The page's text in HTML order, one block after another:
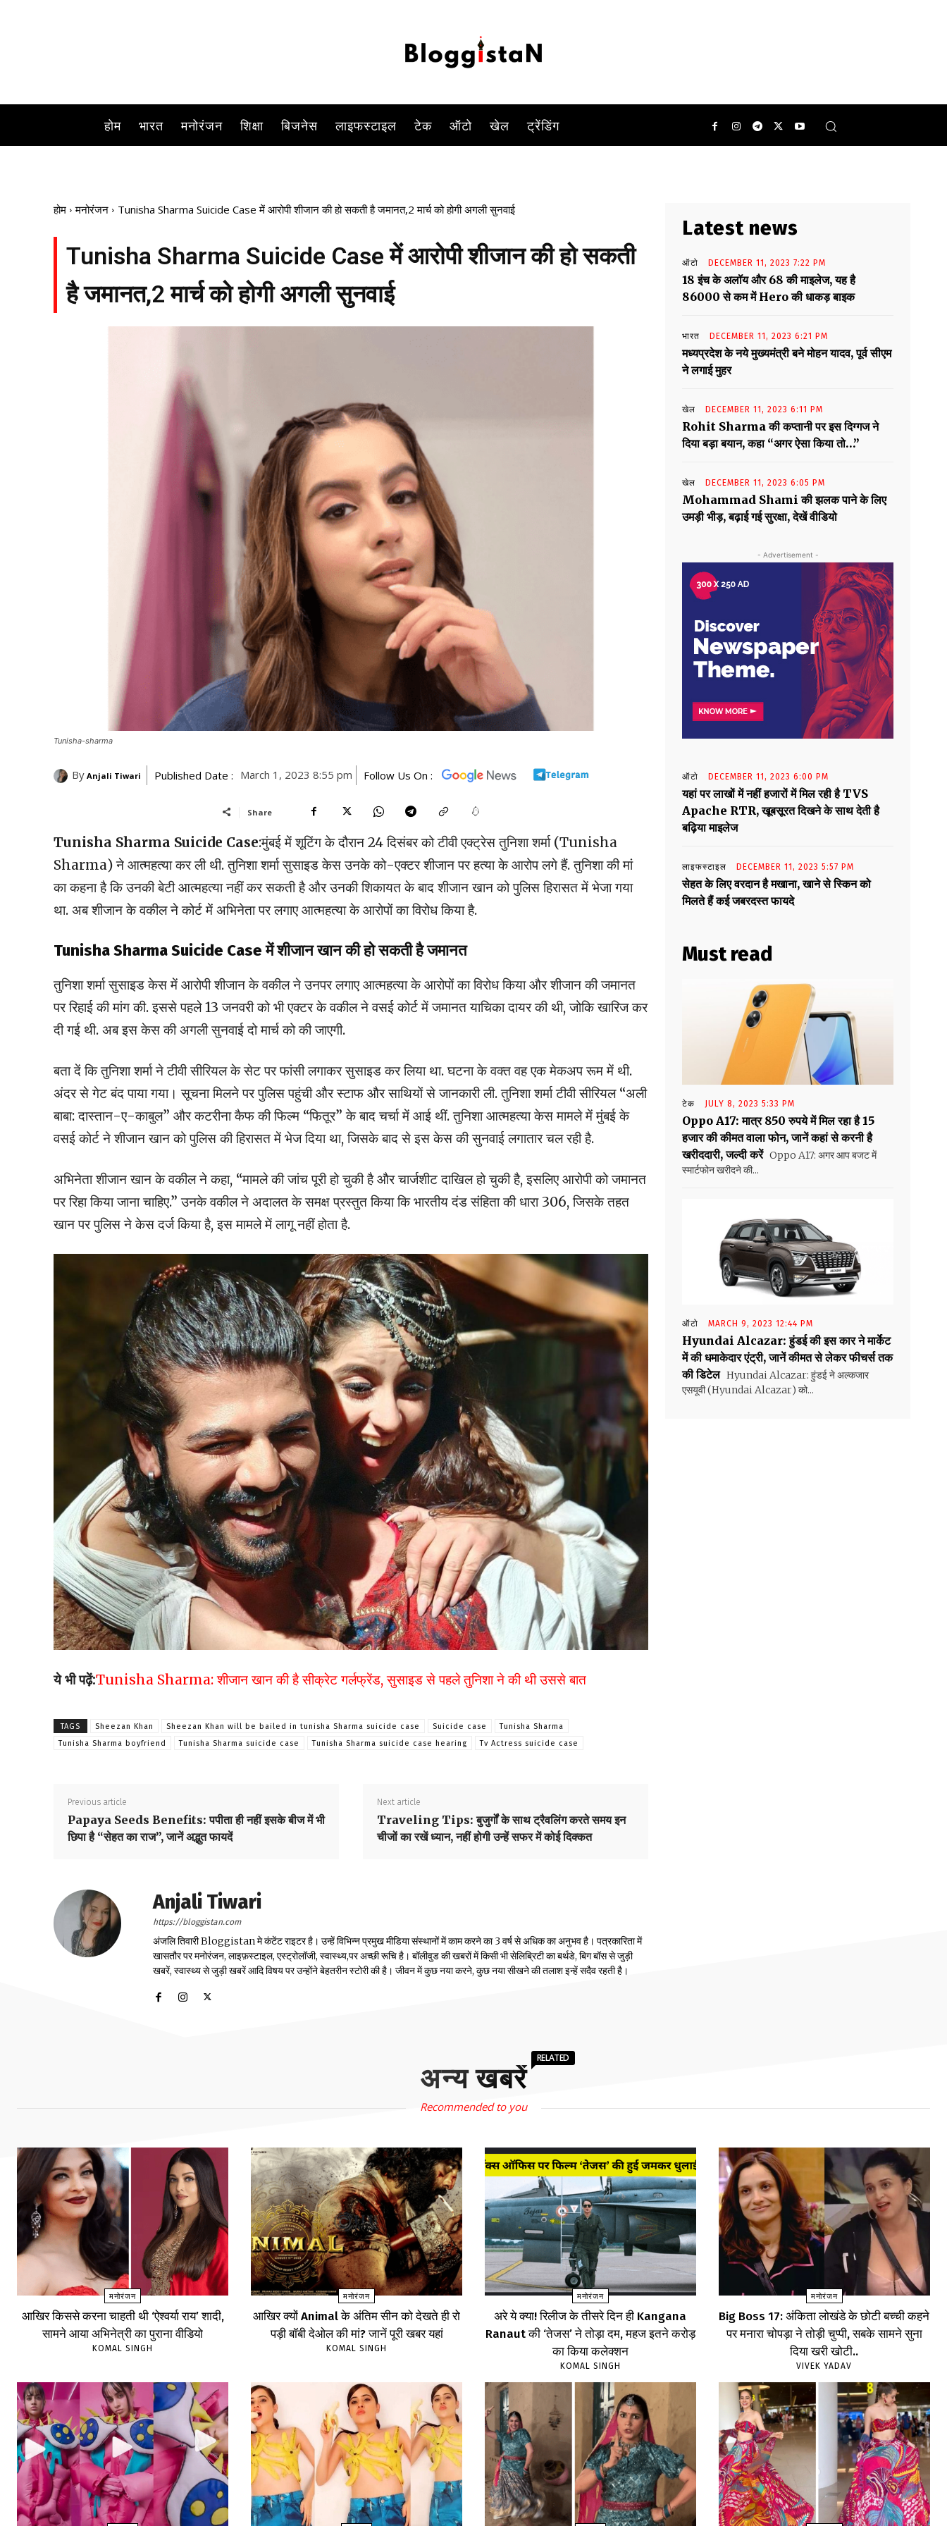
होम भारत मनोरंजन शिक्षा बिजनेस लाइफस्टाइल टेक ऑटो खेल ट्रेंडिंग
होम मनोरंजन Tunisha Sharma Suicide Case में आरोपी शीजान की हो सकती है जमानत,2 मार्च को होगी अगली सुनवाई
Tunisha Sharma Suicide Case में आरोपी शीजान की हो सकती
है जमानत,2 मार्च को होगी अगली सुनवाई
Tunisha-sharma
By Anjali Tiwari Published Date : March 1, 2023 8:55 pm Follow Us On :
Share
Tunisha Sharma Suicide Case:मुंबई में शूटिंग के दौरान 24 दिसंबर को टीवी एक्ट्रेस तुनिशा शर्मा (Tunisha
Sharma) ने आत्महत्या कर ली थी. तुनिशा शर्मा सुसाइड केस उनके को-एक्टर शीजान पर हत्या के आरोप लगे हैं. तुनिशा की मां
का कहना है कि उनकी बेटी आत्महत्या नहीं कर सकती है और उनकी शिकायत के बाद शीजान खान को पुलिस हिरासत में भेजा गया
था. अब शीजान के वकील ने कोर्ट में अभिनेता पर लगाए आत्महत्या के आरोपों का विरोध किया है.
Tunisha Sharma Suicide Case में शीजान खान की हो सकती है जमानत
तुनिशा शर्मा सुसाइड केस में आरोपी शीजान के वकील ने उनपर लगाए आत्महत्या के आरोपों का विरोध किया और शीजान की जमानत
पर रिहाई की मांग की. इससे पहले 13 जनवरी को भी एक्टर के वकील ने वसई कोर्ट में जमानत याचिका दायर की थी, जोकि खारिज कर
दी गई थी. अब इस केस की अगली सुनवाई दो मार्च को की जाएगी.
बता दें कि तुनिशा शर्मा ने टीवी सीरियल के सेट पर फांसी लगाकर सुसाइड कर लिया था. घटना के वक्त वह एक मेकअप रूम में थी.
अंदर से गेट बंद पाया गया। सूचना मिलने पर पुलिस पहुंची और स्टाफ और साथियों से जानकारी ली. तुनिशा शर्मा टीवी सीरियल “अली
बाबा: दास्तान-ए-काबुल” और कटरीना कैफ की फिल्म “फितूर” के बाद चर्चा में आई थीं. तुनिशा आत्महत्या केस मामले में मुंबई के
वसई कोर्ट ने शीजान खान को पुलिस की हिरासत में भेज दिया था, जिसके बाद से इस केस की सुनवाई लगातार चल रही है.
अभिनेता शीजान खान के वकील ने कहा, “मामले की जांच पूरी हो चुकी है और चार्जशीट दाखिल हो चुकी है, इसलिए आरोपी को जमानत
पर रिहा किया जाना चाहिए.” उनके वकील ने अदालत के समक्ष प्रस्तुत किया कि भारतीय दंड संहिता की धारा 306, जिसके तहत
खान पर पुलिस ने केस दर्ज किया है, इस मामले में लागू नहीं होता है.
ये भी पढ़ें:Tunisha Sharma: शीजान खान की है सीक्रेट गर्लफ्रेंड, सुसाइड से पहले तुनिशा ने की थी उससे बात
TAGS Sheezan Khan Sheezan Khan will be bailed in tunisha Sharma suicide case Suicide case
Tunisha Sharma
Tunisha Sharma boyfriend
Tunisha Sharma suicide case Tunisha Sharma suicide case hearing Tv Actress suicide case
Previous article
Papaya Seeds Benefits: पपीता ही नहीं इसके बीज में भी
छिपा है “सेहत का राज”, जानें अद्भुत फायदें
Next article
Traveling Tips: बुजुर्गों के साथ ट्रैवलिंग करते समय इन
चीजों का रखें ध्यान, नहीं होगी उन्हें सफर में कोई दिक्कत
Anjali Tiwari
https://bloggistan.com
अंजलि तिवारी Bloggistan मे कंटेंट राइटर है। उन्हें विभिन्न प्रमुख मीडिया संस्थानों में काम करने का 3 वर्ष से अधिक का अनुभव है। पत्रकारिता में
खासतौर पर मनोरंजन, लाइफ़स्टाइल, एस्ट्रोलॉजी, स्वास्थ्य,पर अच्छी रूचि है। बॉलीवुड की खबरों में किसी भी सेलिब्रिटी का बर्थडे, बिग बॉस से जुड़ी
खबरें, स्वास्थ्य से जुड़ी खबरें आदि विषय पर उन्होंने बेहतरीन स्टोरी की है। जीवन में कुछ नया करने, कुछ नया सीखने की तलाश इन्हें सदैव रहती है।
Latest news
ऑटो DECEMBER 11, 2023 7:22 PM
18 इंच के अलॉय और 68 की माइलेज, यह है
86000 से कम में Hero की धाकड़ बाइक
भारत DECEMBER 11, 2023 6:21 PM
मध्यप्रदेश के नये मुख्यमंत्री बने मोहन यादव, पूर्व सीएम
ने लगाई मुहर
खेल DECEMBER 11, 2023 6:11 PM
Rohit Sharma की कप्तानी पर इस दिग्गज ने
दिया बड़ा बयान, कहा “अगर ऐसा किया तो…”
खेल DECEMBER 11, 2023 6:05 PM
Mohammad Shami की झलक पाने के लिए
उमड़ी भीड़, बढ़ाई गई सुरक्षा, देखें वीडियो
- Advertisement -
ऑटो DECEMBER 11, 2023 6:00 PM
यहां पर लाखों में नहीं हजारों में मिल रही है TVS
Apache RTR, खूबसूरत दिखने के साथ देती है
बढ़िया माइलेज
लाइफस्टाइल DECEMBER 11, 2023 5:57 PM
सेहत के लिए वरदान है मखाना, खाने से स्किन को
मिलते हैं कई जबरदस्त फायदे
Must read
टेक JULY 8, 2023 5:33 PM
Oppo A17: मात्र 850 रुपये में मिल रहा है 15
हजार की कीमत वाला फोन, जानें कहां से करनी है
खरीददारी, जल्दी करें Oppo A17: अगर आप बजट में
स्मार्टफोन खरीदने की...
ऑटो MARCH 9, 2023 12:44 PM
Hyundai Alcazar: हुंडई की इस कार ने मार्केट
में की धमाकेदार एंट्री, जानें कीमत से लेकर फीचर्स तक
की डिटेल Hyundai Alcazar: हुंडई ने अल्कजार
एसयूवी (Hyundai Alcazar) को...
अन्य खबरें
RELATED
Recommended to you
मनोरंजन
आखिर किससे करना चाहती थी ‘ऐश्वर्या राय’ शादी,
सामने आया अभिनेत्री का पुराना वीडियो
KOMAL SINGH
मनोरंजन
आखिर क्यों Animal के अंतिम सीन को देखते ही रो
पड़ी बॉबी देओल की मां? जानें पूरी खबर यहां
KOMAL SINGH
मनोरंजन
अरे ये क्या! रिलीज के तीसरे दिन ही Kangana
Ranaut की ‘तेजस’ ने तोड़ा दम, महज इतने करोड़
का किया कलेक्शन
KOMAL SINGH
मनोरंजन
Big Boss 17: अंकिता लोखंडे के छोटी बच्ची कहने
पर मनारा चोपड़ा ने तोड़ी चुप्पी, सबके सामने सुना
दिया खरी खोटी..
VIVEK YADAV